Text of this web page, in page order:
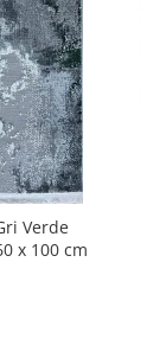
Verde
x 100 cm